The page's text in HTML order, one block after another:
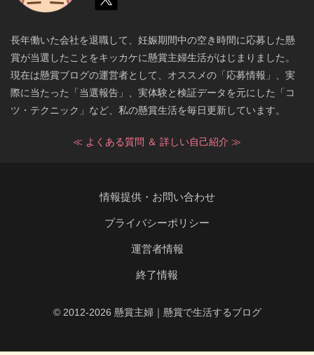
長年働いた会社を退職して、妊娠期間中の空き時間に応募した懸
賞が当選したことをキッカケに懸賞主婦生活がはじまりました。
現在は懸賞ブログの運営者として、オススメの「応募情報」、実
際に当たった「当選報告」、実体験と検証データを元にした「コ
ツ・テクニック」など、私の懸賞生活を毎日更新しています。
≪ よくある質問 ＆ 詳しい自己紹介 ≫
情報提供・お問い合わせ
プライバシーポリシー
運営者情報
終了情報
© 2012-2026 懸賞主婦｜懸賞で生活するブログ